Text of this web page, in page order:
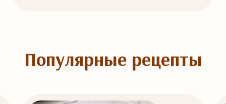
Популярные рецепты